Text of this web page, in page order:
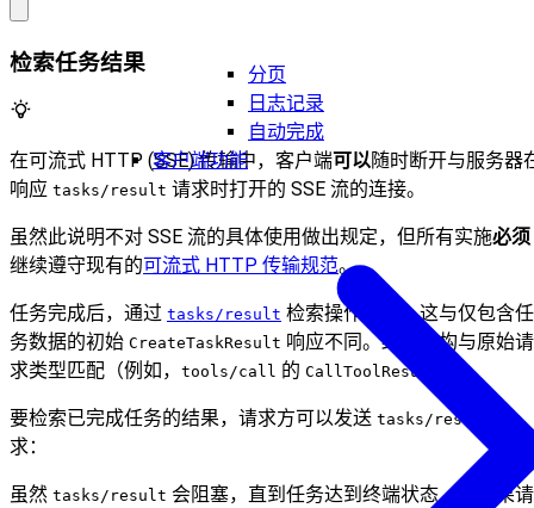
分页
日志记录
自动完成
客户端功能
检索任务结果
在可流式 HTTP (SSE) 传输中，客户端可以随时断开与服务器
响应 tasks/result 请求时打开的 SSE 流的连接。
虽然此说明不对 SSE 流的具体使用做出规定，但所有实施必须
继续遵守现有的可流式 HTTP 传输规范。
任务完成后，通过 tasks/result 检索操作结果。这与仅包含任
务数据的初始 CreateTaskResult 响应不同。结果结构与原始请
求类型匹配（例如，
tools/call 的 CallToolResult ）。
要检索已完成任务的结果，请求方可以发送 tasks/result
求：
虽然 tasks/result 会阻塞，直到任务达到终端状态，但如果请